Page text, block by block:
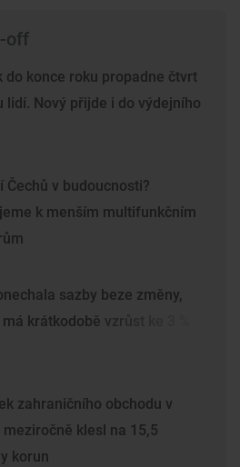
off
do konce roku propadne čtvrt
lidí. Nový přijde i do výdejního
Čechů v budoucnosti?
k menším multifunkčním
sazby beze změny,
krátkodobě vzrůst ke 3 %
zahraničního obchodu v
meziročně klesl na 15,5
korun